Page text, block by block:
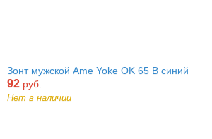
Зонт мужской Ame Yoke OK 65 B синий
92 руб.
Нет в наличии